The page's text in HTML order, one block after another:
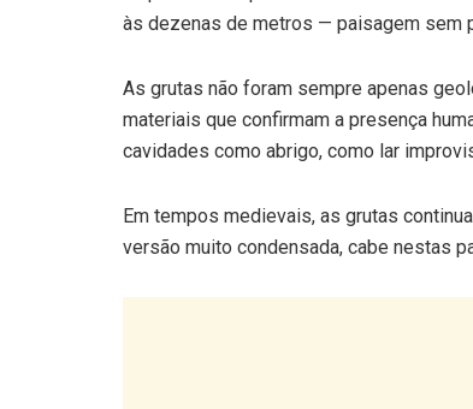
As grutas não foram sempre apenas
cavidades como abrigo, como lar
Em tempos medievais, as grutas